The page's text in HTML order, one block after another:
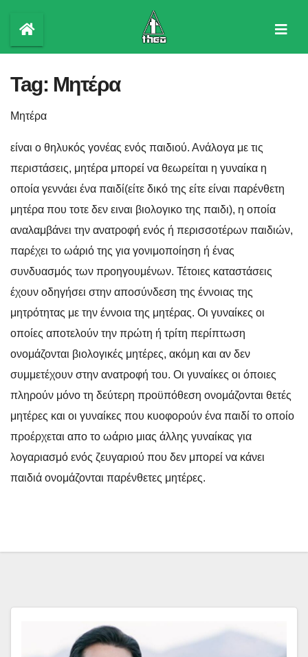
content
Tag: Μητέρα
Μητέρα
είναι ο θηλυκός γονέας ενός παιδιού. Ανάλογα με τις
περιστάσεις, μητέρα μπορεί να θεωρείται η γυναίκα η
οποία γεννάει ένα παιδί(είτε δικό της είτε είναι παρένθετη
μητέρα που τοτε δεν ειναι βιολογικο της παιδι), η οποία
αναλαμβάνει την ανατροφή ενός ή περισσοτέρων παιδιών,
παρέχει το ωάριό της για γονιμοποίηση ή ένας
συνδυασμός των προηγουμένων. Τέτοιες καταστάσεις
έχουν οδηγήσει στην αποσύνδεση της έννοιας της
μητρότητας με την έννοια της μητέρας. Οι γυναίκες οι
οποίες αποτελούν την πρώτη ή τρίτη περίπτωση
ονομάζονται βιολογικές μητέρες, ακόμη και αν δεν
συμμετέχουν στην ανατροφή του. Οι γυναίκες οι όποιες
πληρούν μόνο τη δεύτερη προϋπόθεση ονομάζονται θετές
μητέρες και οι γυναίκες που κυοφορούν ένα παιδί το οποίο
προέρχεται απο το ωάριο μιας άλλης γυναίκας για
λογαριασμό ενός ζευγαριού που δεν μπορεί να κάνει
παιδιά ονομάζονται παρένθετες μητέρες.